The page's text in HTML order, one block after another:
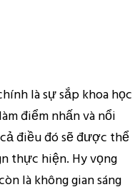
là sự sắp khoa học
điểm nhấn và nổi
điều đó sẽ được thể
thực hiện. Hy vọng
là không gian sáng